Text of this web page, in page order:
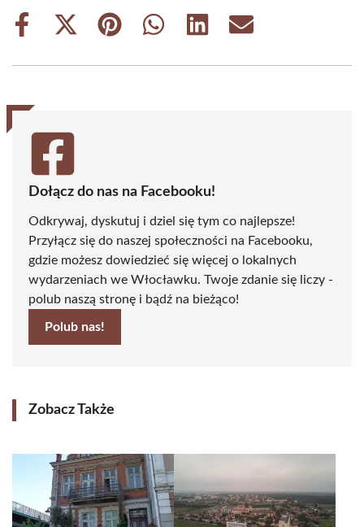
Share
Share
(Twitter)
Share
Share
Share
Share
Dołącz do nas na Facebooku!
Odkrywaj, dyskutuj i dziel się tym co najlepsze!
Przyłącz się do naszej społeczności na Facebooku,
gdzie możesz dowiedzieć się więcej o lokalnych
wydarzeniach we Włocławku. Twoje zdanie się liczy -
polub naszą stronę i bądź na bieżąco!
Polub nas!
Zobacz Także